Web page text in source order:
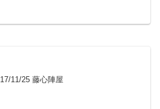
17/11/25 藤心陣屋